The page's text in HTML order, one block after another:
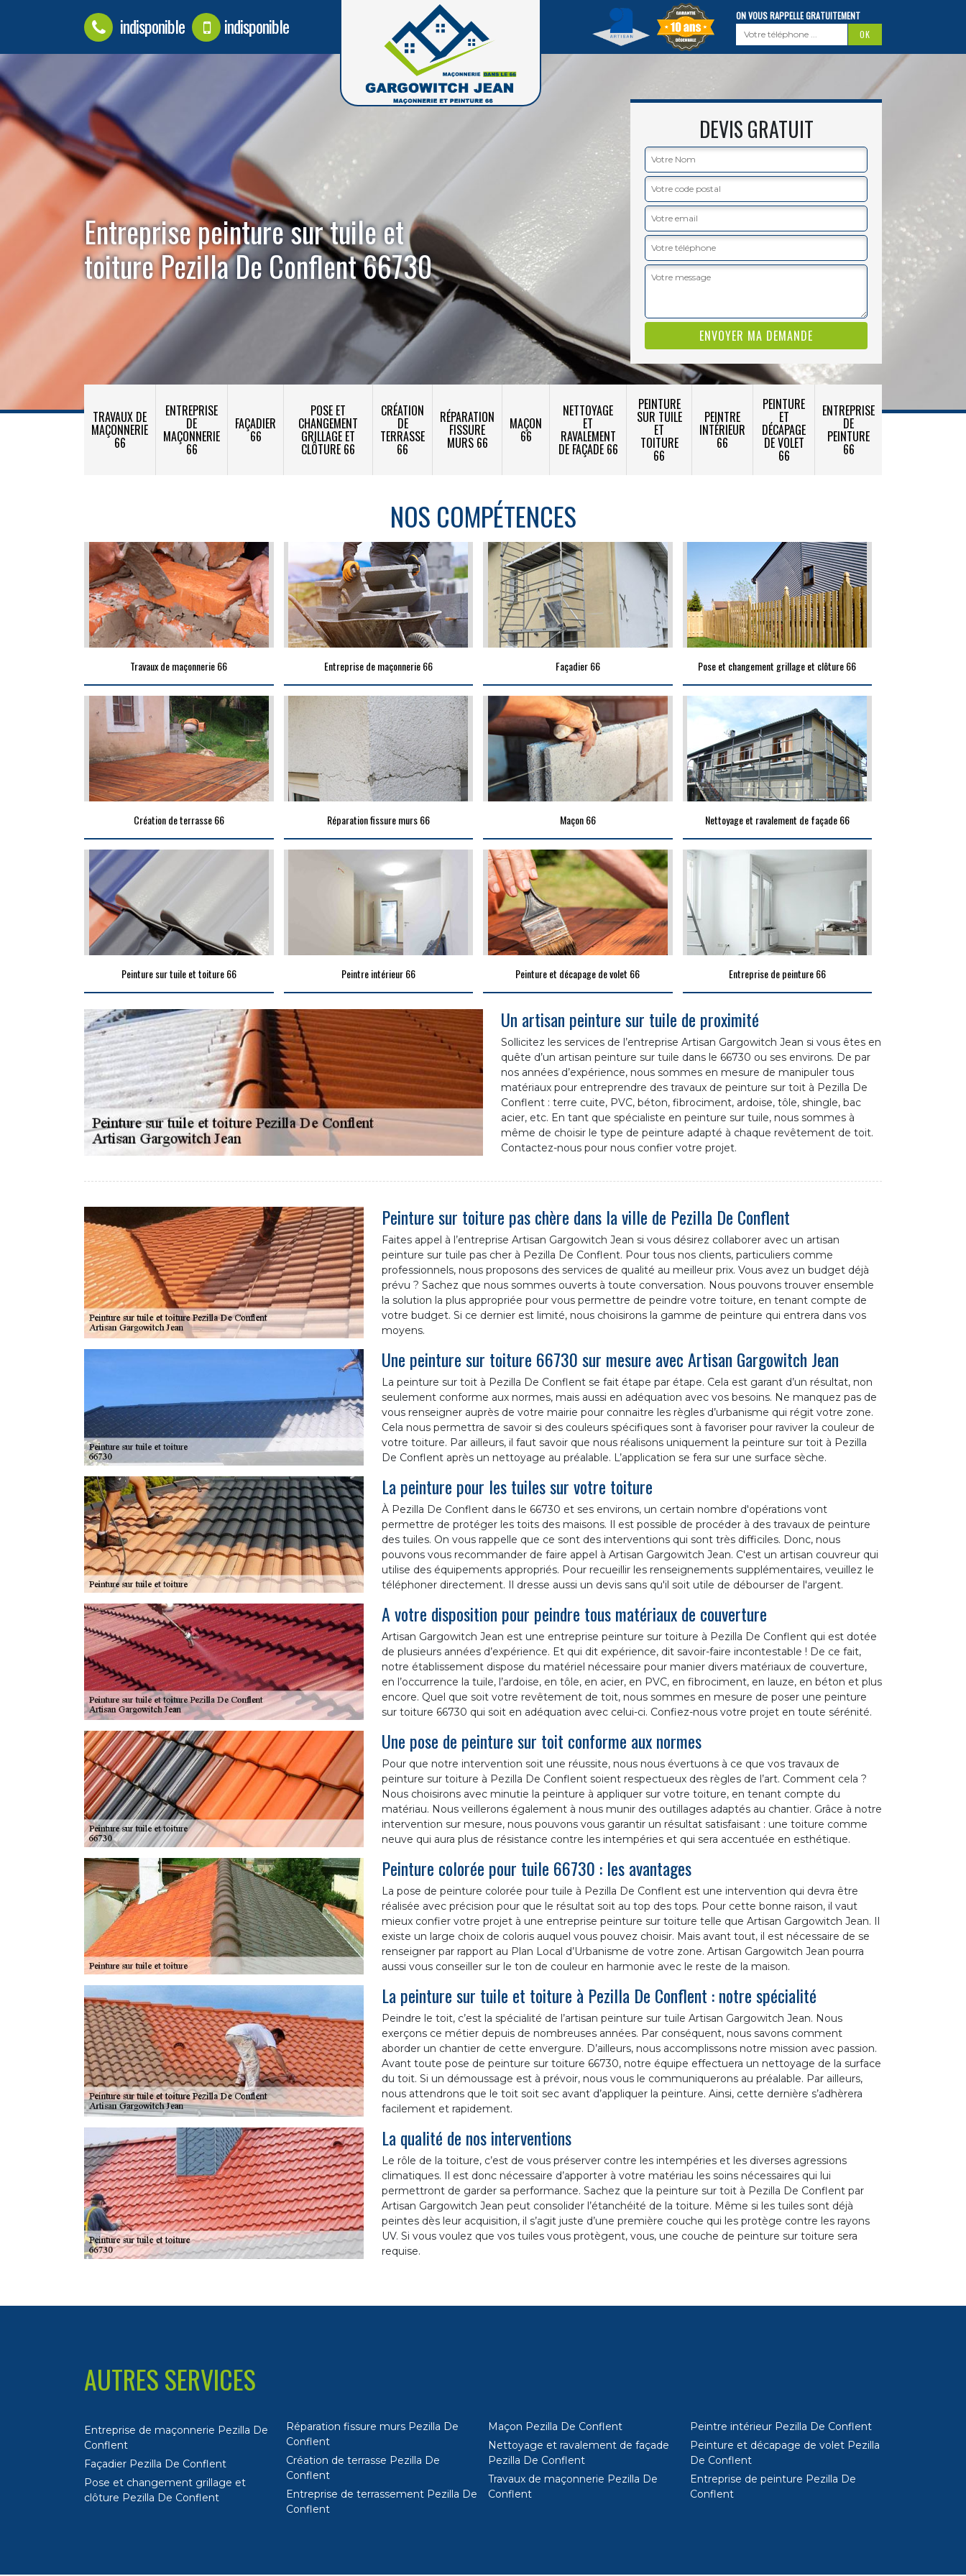
indisponible indisponible ON VOUS RAPPELLE GRATUITEMENT
Entreprise peinture sur tuile et
toiture Pezilla De Conflent 66730
DEVIS GRATUIT
TRAVAUX DE
MAÇONNERIE
66
ENTREPRISE
DE
MAÇONNERIE
66
FAÇADIER
66
POSE ET
CHANGEMENT
GRILLAGE ET
CLÔTURE 66
CRÉATION
DE
TERRASSE
66
RÉPARATION
FISSURE
MURS 66
MAÇON
66
NETTOYAGE
ET
RAVALEMENT
DE FAÇADE 66
PEINTURE
SUR TUILE
ET
TOITURE
66
PEINTRE
INTÉRIEUR
66
PEINTURE
ET
DÉCAPAGE
DE VOLET
66
ENTREPRISE
DE
PEINTURE
66
NOS COMPÉTENCES
Travaux de maçonnerie 66 Entreprise de maçonnerie 66 Façadier 66 Pose et changement grillage et clôture 66
Création de terrasse 66 Réparation fissure murs 66 Maçon 66 Nettoyage et ravalement de façade 66
Peinture sur tuile et toiture 66 Peintre intérieur 66 Peinture et décapage de volet 66 Entreprise de peinture 66
Un artisan peinture sur tuile de proximité
Sollicitez les services de l’entreprise Artisan Gargowitch Jean si vous êtes en
quête d’un artisan peinture sur tuile dans le 66730 ou ses environs. De par
nos années d’expérience, nous sommes en mesure de manipuler tous
matériaux pour entreprendre des travaux de peinture sur toit à Pezilla De
Conflent : terre cuite, PVC, béton, fibrociment, ardoise, tôle, shingle, bac
acier, etc. En tant que spécialiste en peinture sur tuile, nous sommes à
même de choisir le type de peinture adapté à chaque revêtement de toit.
Contactez-nous pour nous confier votre projet.
Peinture sur toiture pas chère dans la ville de Pezilla De Conflent
Faites appel à l’entreprise Artisan Gargowitch Jean si vous désirez collaborer avec un artisan
peinture sur tuile pas cher à Pezilla De Conflent. Pour tous nos clients, particuliers comme
professionnels, nous proposons des services de qualité au meilleur prix. Vous avez un budget déjà
prévu ? Sachez que nous sommes ouverts à toute conversation. Nous pouvons trouver ensemble
la solution la plus appropriée pour vous permettre de peindre votre toiture, en tenant compte de
votre budget. Si ce dernier est limité, nous choisirons la gamme de peinture qui entrera dans vos
moyens.
Une peinture sur toiture 66730 sur mesure avec Artisan Gargowitch Jean
La peinture sur toit à Pezilla De Conflent se fait étape par étape. Cela est garant d’un résultat, non
seulement conforme aux normes, mais aussi en adéquation avec vos besoins. Ne manquez pas de
vous renseigner auprès de votre mairie pour connaitre les règles d’urbanisme qui régit votre zone.
Cela nous permettra de savoir si des couleurs spécifiques sont à favoriser pour raviver la couleur de
votre toiture. Par ailleurs, il faut savoir que nous réalisons uniquement la peinture sur toit à Pezilla
De Conflent après un nettoyage au préalable. L’application se fera sur une surface sèche.
La peinture pour les tuiles sur votre toiture
À Pezilla De Conflent dans le 66730 et ses environs, un certain nombre d'opérations vont
permettre de protéger les toits des maisons. Il est possible de procéder à des travaux de peinture
des tuiles. On vous rappelle que ce sont des interventions qui sont très difficiles. Donc, nous
pouvons vous recommander de faire appel à Artisan Gargowitch Jean. C'est un artisan couvreur qui
utilise des équipements appropriés. Pour recueillir les renseignements supplémentaires, veuillez le
téléphoner directement. Il dresse aussi un devis sans qu'il soit utile de débourser de l'argent.
A votre disposition pour peindre tous matériaux de couverture
Artisan Gargowitch Jean est une entreprise peinture sur toiture à Pezilla De Conflent qui est dotée
de plusieurs années d’expérience. Et qui dit expérience, dit savoir-faire incontestable ! De ce fait,
notre établissement dispose du matériel nécessaire pour manier divers matériaux de couverture,
en l’occurrence la tuile, l’ardoise, en tôle, en acier, en PVC, en fibrociment, en lauze, en béton et plus
encore. Quel que soit votre revêtement de toit, nous sommes en mesure de poser une peinture
sur toiture 66730 qui soit en adéquation avec celui-ci. Confiez-nous votre projet en toute sérénité.
Une pose de peinture sur toit conforme aux normes
Pour que notre intervention soit une réussite, nous nous évertuons à ce que vos travaux de
peinture sur toiture à Pezilla De Conflent soient respectueux des règles de l’art. Comment cela ?
Nous choisirons avec minutie la peinture à appliquer sur votre toiture, en tenant compte du
matériau. Nous veillerons également à nous munir des outillages adaptés au chantier. Grâce à notre
intervention sur mesure, nous pouvons vous garantir un résultat satisfaisant : une toiture comme
neuve qui aura plus de résistance contre les intempéries et qui sera accentuée en esthétique.
Peinture colorée pour tuile 66730 : les avantages
La pose de peinture colorée pour tuile à Pezilla De Conflent est une intervention qui devra être
réalisée avec précision pour que le résultat soit au top des tops. Pour cette bonne raison, il vaut
mieux confier votre projet à une entreprise peinture sur toiture telle que Artisan Gargowitch Jean. Il
existe un large choix de coloris auquel vous pouvez choisir. Mais avant tout, il est nécessaire de se
renseigner par rapport au Plan Local d’Urbanisme de votre zone. Artisan Gargowitch Jean pourra
aussi vous conseiller sur le ton de couleur en harmonie avec le reste de la maison.
La peinture sur tuile et toiture à Pezilla De Conflent : notre spécialité
Peindre le toit, c’est la spécialité de l’artisan peinture sur tuile Artisan Gargowitch Jean. Nous
exerçons ce métier depuis de nombreuses années. Par conséquent, nous savons comment
aborder un chantier de cette envergure. D’ailleurs, nous accomplissons notre mission avec passion.
Avant toute pose de peinture sur toiture 66730, notre équipe effectuera un nettoyage de la surface
du toit. Si un démoussage est à prévoir, nous vous le communiquerons au préalable. Par ailleurs,
nous attendrons que le toit soit sec avant d’appliquer la peinture. Ainsi, cette dernière s’adhèrera
facilement et rapidement.
La qualité de nos interventions
Le rôle de la toiture, c’est de vous préserver contre les intempéries et les diverses agressions
climatiques. Il est donc nécessaire d’apporter à votre matériau les soins nécessaires qui lui
permettront de garder sa performance. Sachez que la peinture sur toit à Pezilla De Conflent par
Artisan Gargowitch Jean peut consolider l’étanchéité de la toiture. Même si les tuiles sont déjà
peintes dès leur acquisition, il s’agit juste d’une première couche qui les protège contre les rayons
UV. Si vous voulez que vos tuiles vous protègent, vous, une couche de peinture sur toiture sera
requise.
AUTRES SERVICES
Entreprise de maçonnerie Pezilla De
Conflent
Façadier Pezilla De Conflent
Pose et changement grillage et
clôture Pezilla De Conflent
Réparation fissure murs Pezilla De
Conflent
Création de terrasse Pezilla De
Conflent
Entreprise de terrassement Pezilla De
Conflent
Maçon Pezilla De Conflent
Nettoyage et ravalement de façade
Pezilla De Conflent
Travaux de maçonnerie Pezilla De
Conflent
Peintre intérieur Pezilla De Conflent
Peinture et décapage de volet Pezilla
De Conflent
Entreprise de peinture Pezilla De
Conflent